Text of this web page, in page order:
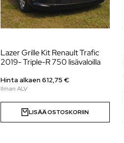
Lazer Grille Kit Renault Trafic
2019- Triple-R 750 lisävaloilla
Hinta alkaen612,75 €
LISÄÄ OSTOSKORIIN